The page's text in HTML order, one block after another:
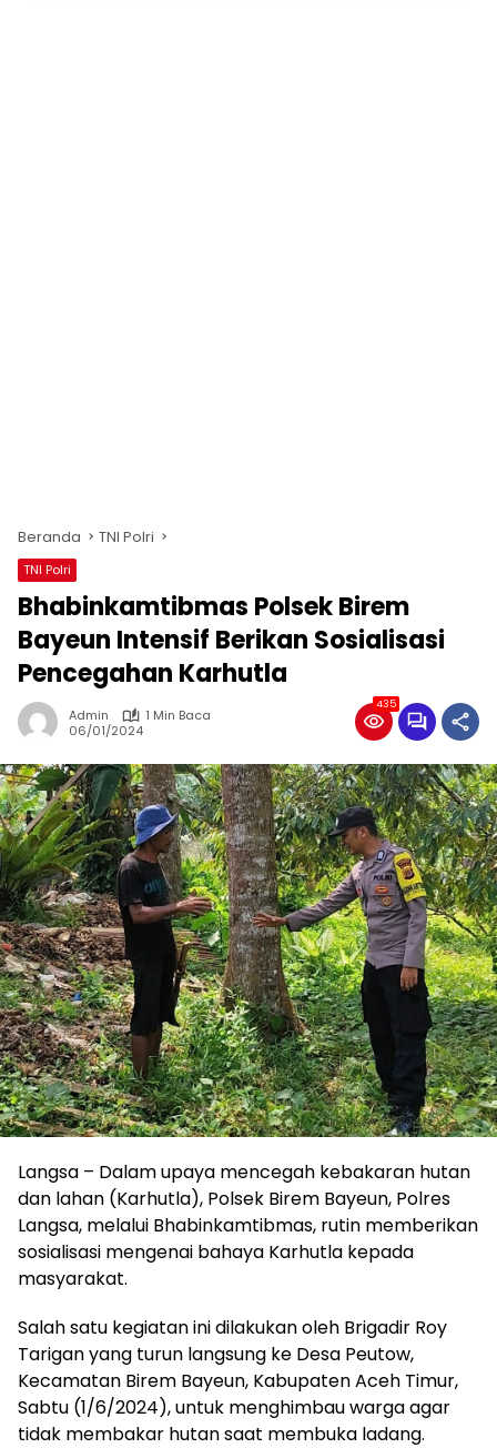
Beranda TNI Polri
TNI Polri
Bhabinkamtibmas Polsek Birem
Bayeun Intensif Berikan Sosialisasi
Pencegahan Karhutla
Admin
1 Min Baca
06/01/2024
435
Langsa – Dalam upaya mencegah kebakaran hutan
dan lahan (Karhutla), Polsek Birem Bayeun, Polres
Langsa, melalui Bhabinkamtibmas, rutin memberikan
sosialisasi mengenai bahaya Karhutla kepada
masyarakat.
Salah satu kegiatan ini dilakukan oleh Brigadir Roy
Tarigan yang turun langsung ke Desa Peutow,
Kecamatan Birem Bayeun, Kabupaten Aceh Timur,
Sabtu (1/6/2024), untuk menghimbau warga agar
tidak membakar hutan saat membuka ladang.